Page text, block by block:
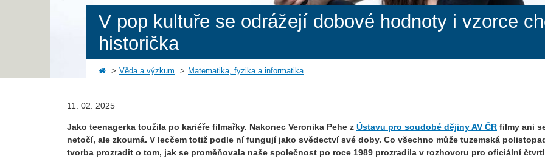
V pop kultuře se odrážejí dobové hodnoty i vzorce
historička
Věda a výzkum Matematika, fyzika a informatika
11. 02. 2025
Jako teenagerka toužila po kariéře filmařky. Nakonec Veronika Pehe z Ústavu pro soudobé dějiny AV ČR filmy ani
netočí, ale zkoumá. V lecčem totiž podle ní fungují jako svědectví své doby. Co všechno může tuzemská
tvorba prozradit o tom, jak se proměňovala naše společnost po roce 1989 prozradila v rozhovoru pro oficiální